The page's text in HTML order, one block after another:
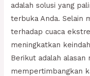
adalah solusi yang
terbuka Anda. Selain
terhadap cuaca
meningkatkan
Berikut adalah alasan
mempertimbangkan